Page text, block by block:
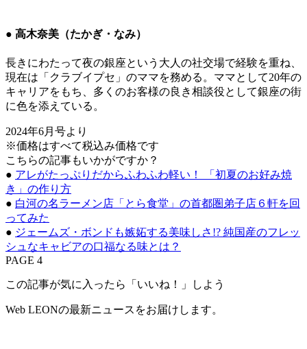
● 高木奈美（たかぎ・なみ）
長きにわたって夜の銀座という大人の社交場で経験を重ね、
現在は「クラブイプセ」のママを務める。ママとして20年の
キャリアをもち、多くのお客様の良き相談役として銀座の街
に色を添えている。
2024年6月号より
※価格はすべて税込み価格です
こちらの記事もいかがですか？
● アレがたっぷりだからふわふわ軽い！ 「初夏のお好み焼
き」の作り方
● 白河の名ラーメン店「とら食堂」の首都圏弟子店６軒を回
ってみた
● ジェームズ・ボンドも嫉妬する美味しさ!? 純国産のフレッ
シュなキャビアの口福なる味とは？
PAGE 4
この記事が気に入ったら「いいね！」しよう
Web LEONの最新ニュースをお届けします。